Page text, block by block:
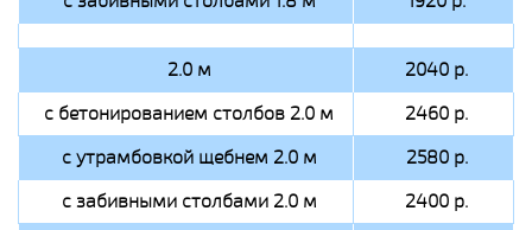
2.0 м
2040 р.
с бетонированием столбов 2.0 м
2460 р.
с утрамбовкой щебнем 2.0 м
2580 р.
с забивными столбами 2.0 м
2400 р.